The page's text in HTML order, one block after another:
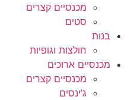
מכנסיים קצרים
סטים
בנות
חולצות וגופיות
מכנסיים ארוכים
מכנסיים קצרים
ג’ינסים